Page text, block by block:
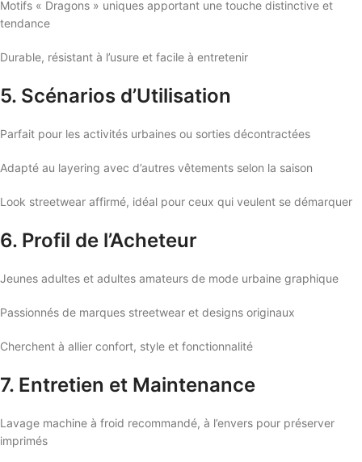
Motifs « Dragons » uniques apportant une touche distinctive et
tendance
Durable, résistant à l’usure et facile à entretenir
5. Scénarios d’Utilisation
Parfait pour les activités urbaines ou sorties décontractées
Adapté au layering avec d’autres vêtements selon la saison
Look streetwear affirmé, idéal pour ceux qui veulent se démarquer
6. Profil de l’Acheteur
Jeunes adultes et adultes amateurs de mode urbaine graphique
Passionnés de marques streetwear et designs originaux
Cherchent à allier confort, style et fonctionnalité
7. Entretien et Maintenance
Lavage machine à froid recommandé, à l’envers pour préserver
imprimés